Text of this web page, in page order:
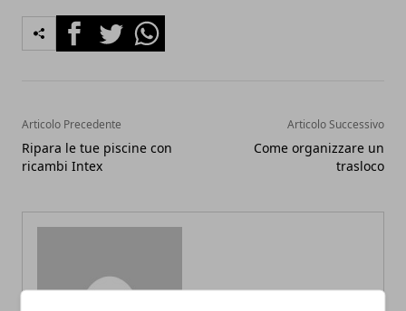
FacebookTwitterWhatsapp
Articolo Precedente
Ripara le tue piscine con
ricambi Intex
Articolo Successivo
Come organizzare un
trasloco